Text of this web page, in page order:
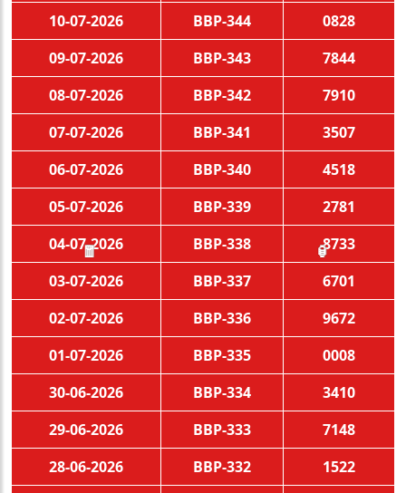
10-07-2026
BBP-344
0828
09-07-2026
BBP-343
7844
08-07-2026
BBP-342
7910
07-07-2026
BBP-341
3507
06-07-2026
BBP-340
4518
05-07-2026
BBP-339
2781
04-07-2026
BBP-338
8733
03-07-2026
BBP-337
6701
02-07-2026
BBP-336
9672
01-07-2026
BBP-335
0008
30-06-2026
BBP-334
3410
29-06-2026
BBP-333
7148
28-06-2026
BBP-332 1522